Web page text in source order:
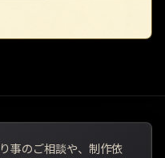
事のご相談や、制作依